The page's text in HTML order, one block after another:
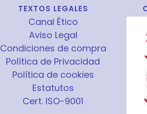
TEXTOS LEGALES
Canal Ético
Aviso Legal
Condiciones de compra
Política de Privacidad
Política de cookies
Estatutos
Cert. ISO-9001